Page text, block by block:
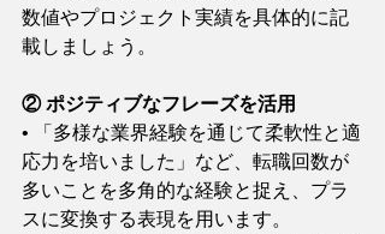
数値やプロジェクト実績を具体的に記
載しましょう。
② ポジティブなフレーズを活用
• 「多様な業界経験を通じて柔軟性と適
応力を培いました」など、転職回数が
多いことを多角的な経験と捉え、プラ
スに変換する表現を用います。